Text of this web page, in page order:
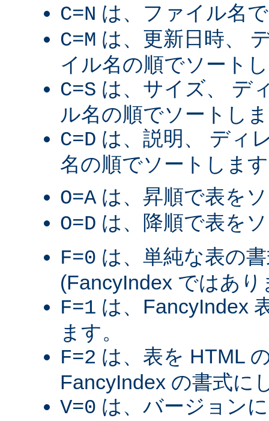
C=N は、ファイル名
C=M は、更新日時、
イル名の順でソート
C=S は、サイズ、 デ
ル名の順でソートし
C=D は、説明、 ディ
名の順でソートしま
O=A は、昇順で表を
O=D は、降順で表を
F=0 は、単純な表の
(FancyIndex ではあり
F=1 は、FancyIndex
ます。
F=2 は、表を HTML
FancyIndex の書式に
V=0 は、バージョン